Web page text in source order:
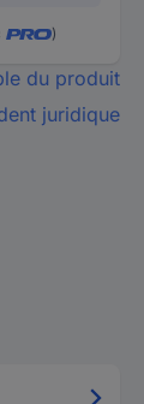
)
du produit
juridique